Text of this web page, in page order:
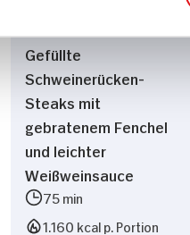
Gefüllte
Schweinerücken-
Steaks mit
gebratenem Fenchel
und leichter
Weißweinsauce
75 min
1.160 kcal p. Portion